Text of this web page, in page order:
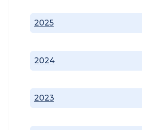
2023
2024
2025